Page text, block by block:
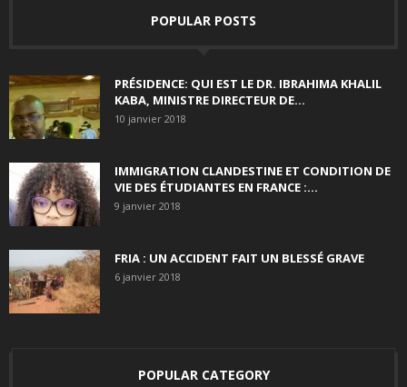
POPULAR POSTS
PRÉSIDENCE: QUI EST LE DR. IBRAHIMA KHALIL
KABA, MINISTRE DIRECTEUR DE...
10 janvier 2018
IMMIGRATION CLANDESTINE ET CONDITION DE
VIE DES ÉTUDIANTES EN FRANCE :...
9 janvier 2018
FRIA : UN ACCIDENT FAIT UN BLESSÉ GRAVE
6 janvier 2018
POPULAR CATEGORY